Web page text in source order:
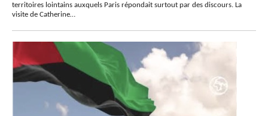
territoires lointains auxquels Paris répondait surtout par des discours. La
visite de Catherine…